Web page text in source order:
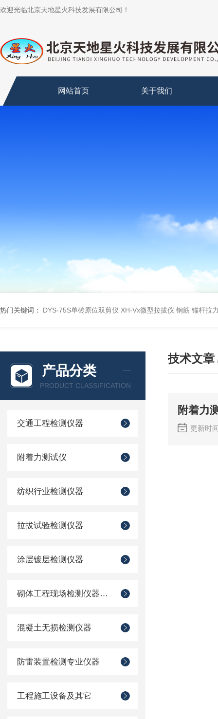
欢迎光临北京天地星火科技发展有限公司！
网站首页 关于我们
热门关键词： DYS-75S单砖原位双剪仪 XH-Vx微型拉拔仪 钢筋 锚杆拉
产品分类
PRODUCT CLASSIFICATION
交通工程检测仪器
附着力测试仪
纺织行业检测仪器
拉拔试验检测仪器
涂层镀层检测仪器
砌体工程现场检测仪器仪表
混凝土无损检测仪器
防雷装置检测专业仪器
工程施工设备及其它
技术文章
附着力
更新时